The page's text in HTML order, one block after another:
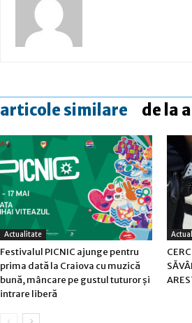
articole similare de la
Actualitate
Festivalul PICNIC ajunge pentru
prima dată la Craiova cu muzică
bună, mâncare pe gustul tuturor și
intrare liberă